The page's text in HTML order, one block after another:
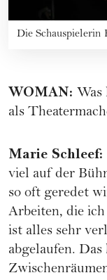
Die Schauspielerin
WOMAN: Was
als
Marie Schleef:
viel auf der
so oft geredet
Arbeiten, die ich
ist alles sehr
abgelaufen.